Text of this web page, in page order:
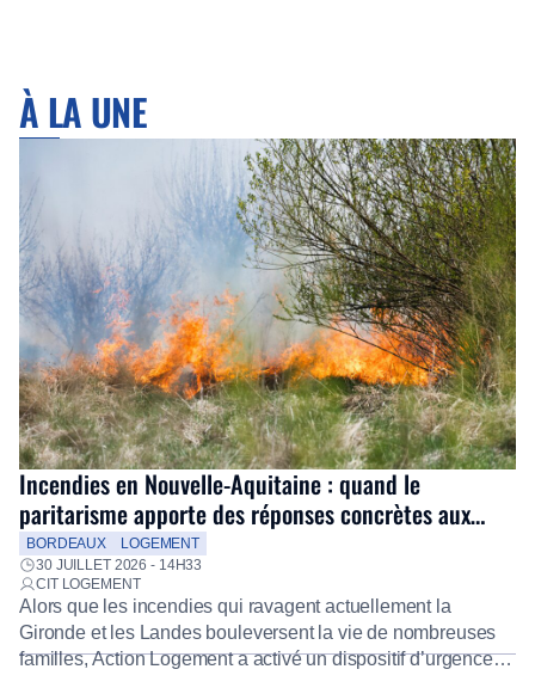
À LA UNE
Incendies en Nouvelle-Aquitaine : quand le
paritarisme apporte des réponses concrètes aux
salariés
BORDEAUX
LOGEMENT
30 JUILLET 2026 - 14H33
CIT LOGEMENT
Alors que les incendies qui ravagent actuellement la
Gironde et les Landes bouleversent la vie de nombreuses
familles, Action Logement a activé un dispositif d’urgence